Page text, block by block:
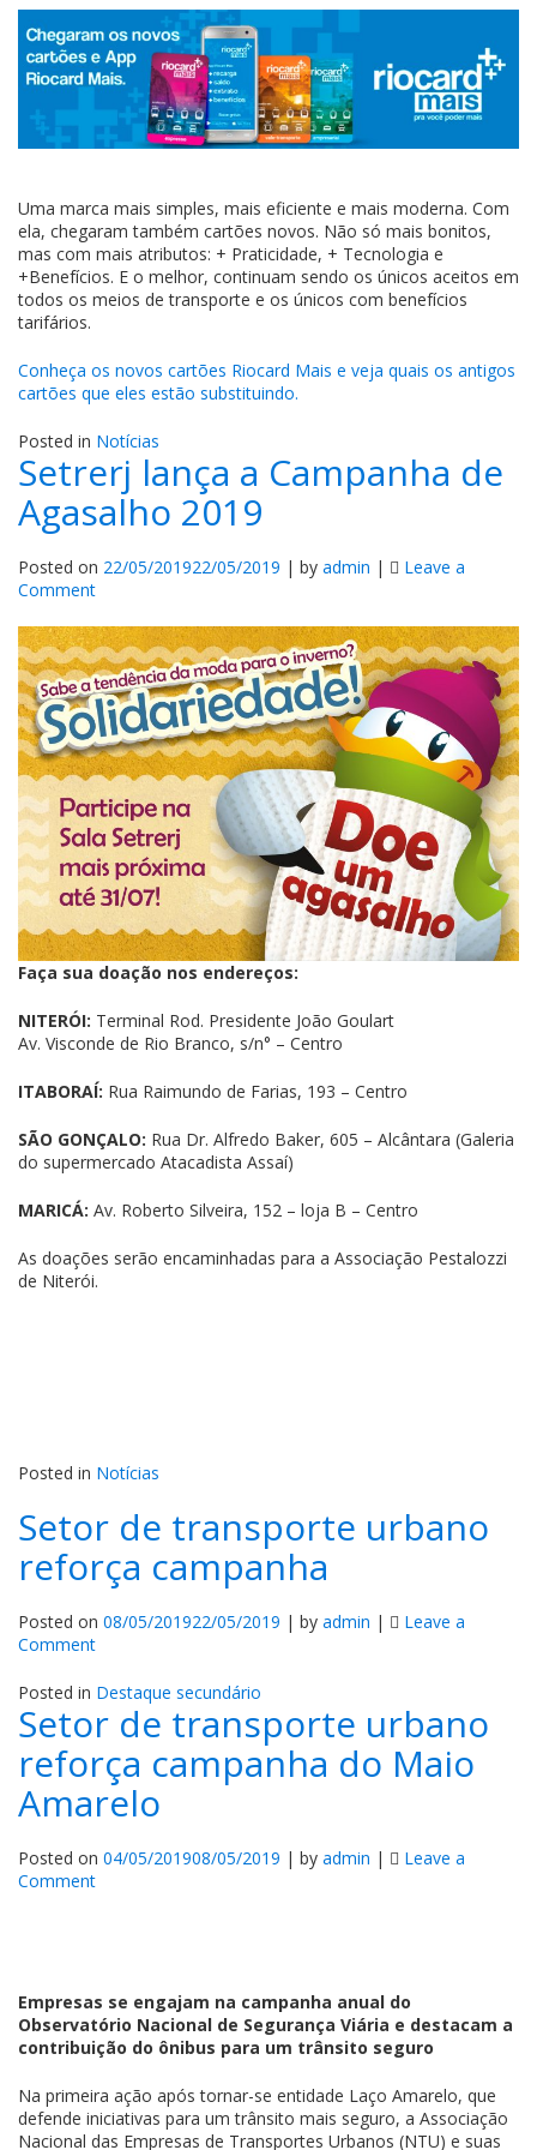
Riocard
mudou.
Agora
é
Riocard
Mais.
Uma marca mais simples, mais eficiente e mais moderna. Com
ela, chegaram também cartões novos. Não só mais bonitos,
mas com mais atributos: + Praticidade, + Tecnologia e
+Benefícios. E o melhor, continuam sendo os únicos aceitos em
todos os meios de transporte e os únicos com benefícios
tarifários.
Conheça os novos cartões Riocard Mais e veja quais os antigos
cartões que eles estão substituindo.
Posted in Notícias
Setrerj lança a Campanha de
Agasalho 2019
Posted on 22/05/201922/05/2019 | by admin |
Leave a
Commenton
lança
a
Campanha
de
Agasalho
2019
Faça sua doação nos endereços:
NITERÓI: Terminal Rod. Presidente João Goulart
Av. Visconde de Rio Branco, s/n° – Centro
ITABORAÍ: Rua Raimundo de Farias, 193 – Centro
SÃO GONÇALO: Rua Dr. Alfredo Baker, 605 – Alcântara (Galeria
do supermercado Atacadista Assaí)
MARICÁ: Av. Roberto Silveira, 152 – loja B – Centro
As doações serão encaminhadas para a Associação Pestalozzi
de Niterói.
Posted in Notícias
Setor de transporte urbano
reforça campanha
Posted on 08/05/201922/05/2019 | by admin |
Leave a
Commenton
de
transporte
urbano
reforça
campanha
Posted in Destaque secundário
Setor de transporte urbano
reforça campanha do Maio
Amarelo
Posted on 04/05/201908/05/2019 | by admin |
Leave a
Commenton
reforça
campanha
do
Maio
Amarelo
Empresas se engajam na campanha anual do
Observatório Nacional de Segurança Viária e destacam a
contribuição do ônibus para um trânsito seguro
Na primeira ação após tornar-se entidade Laço Amarelo, que
defende iniciativas para um trânsito mais seguro, a Associação
Nacional das Empresas de Transportes Urbanos (NTU) e suas